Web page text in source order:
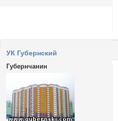
УК Губернский
Губернчанин